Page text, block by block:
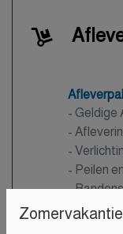
- Geldige
-
-
- Peilen
-
-
Zomervakantie